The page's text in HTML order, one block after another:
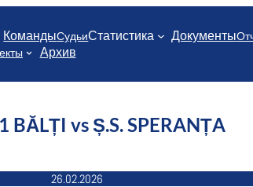
КомандыСудьиСтатистика Документы
Архив
BĂLȚI vs Ș.S. SPERANȚA
26.02.2026